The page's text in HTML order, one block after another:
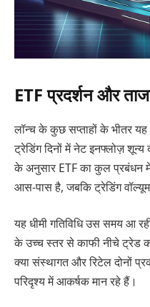
ETF प्रदर्शन और
लॉन्च के कुछ सप्ताहों के भीतर
ट्रेडिंग दिनों में नेट इनफ्लोज़ शून्य
के अनुसार ETF का कुल प्रबंधन
आस-पास है, जबकि ट्रेडिंग वॉल्यूम
यह धीमी गतिविधि उस समय आ
के उच्च स्तर से काफी नीचे ट्रेड
क्या संस्थागत और रिटेल दोनों
परिदृश्य में आकर्षक मान रहे हैं।